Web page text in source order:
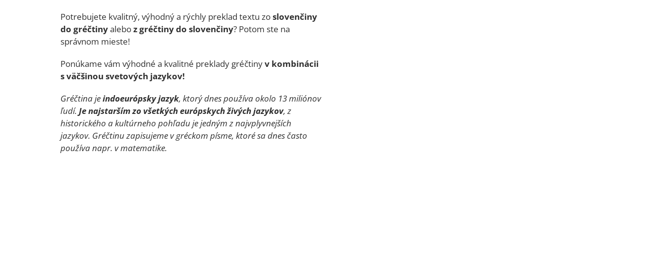
Potrebujete kvalitný, výhodný a rýchly preklad textu zoslovenčiny
do gréčtinyaleboz gréčtiny do slovenčiny? Potom ste na
správnom mieste!
Ponúkame vám výhodné a kvalitné preklady gréčtinyv kombinácii
s väčšinou svetových jazykov!
Gréčtina jeindoeurópsky jazyk, ktorý dnes používa okolo 13 miliónov
ľudí. Je najstarším zo všetkých európskych živých jazykov, z
historického a kultúrneho pohľadu je jedným z najvplyvnejších
jazykov. Gréčtinu zapisujeme v gréckom písme, ktoré sa dnes často
používa napr. v matematike.